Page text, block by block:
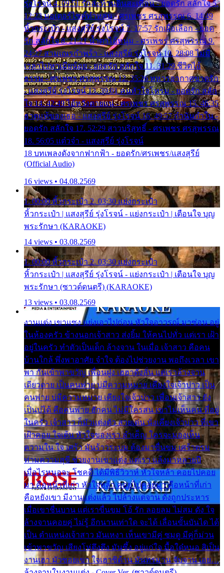
รุ่งโรจน์ 4. 09:51 รักสะท้านดินสะเทือน - ยอดรัก สลักใจ 5.
12:23 มอเตอร์ไซค์ทำหล่น - ศรเพชร ศรสุพรรณ 6. 14:49
หิ้วกระเป๋า - แสงสุรีย์ รุ่งโรจน์ 7. 17:57 รักเผื่อเลือก - ยอด
รัก สลักใจ 8. 21:21 น้ำตาไอ้หนุ่ม - ศรเพชร ศรสุพรรณ 9.
24:27 สามเณรกำพร้า - แสงสุรีย์ รุ่งโรจน์ 10. 28:08 ไม่มี
เวลาไปหาเมียน้อย - ยอดรัก สลักใจ 11. 31:29 ชีวิตไอ้
ธรรม - ศรเพชร ศรสุพรรณ 12. 35:26 ทหารอากาศขาดรัก
- แสงสุรีย์ รุ่งโรจน์ 13. 39:01 คนหัวใจโทรม - ยอดรัก สลัก
ใจ 14. 42:49 ไอ้หวังตายแน่ - ศรเพชร ศรสุพรรณ 15. 46:35
ธาตุแท้ของเธอ - แสงสุรีย์ รุ่งโรจน์ 16. 49:57 กำนันกำใน -
ยอดรัก สลักใจ 17. 52:29 สาวบริสุทธิ์ - ศรเพชร ศรสุพรรณ
18. 56:05 แต๋วจ๋า - แสงสุรีย์ รุ่งโรจน์
18 บทเพลงดังจากฟากฟ้า - ยอดรัก/ศรเพชร/แสงสุรีย์
(Official Audio)
16 views • 04.08.2569
1. 00:00 หิ้วกระเป๋า 2. 03:30 แย่งกระเป๋า
หิ้วกระเป๋า | แสงสุรีย์ รุ่งโรจน์ - แย่งกระเป๋า | เตือนใจ บุญ
พระรักษา (KARAOKE)
14 views • 03.08.2569
1. 00:00 หิ้วกระเป๋า 2. 03:30 แย่งกระเป๋า
หิ้วกระเป๋า | แสงสุรีย์ รุ่งโรจน์ - แย่งกระเป๋า | เตือนใจ บุญ
พระรักษา (ซาวด์ดนตรี) (KARAOKE)
13 views • 03.08.2569
งานแต่ง เขาแซง แย่งเอาไปก่อน หัวใจอาวรณ์ มาซ่อน อยู่
ในห้องครัว ข้างนอกเจ้าสาว ส่งยิ้ม ให้คนไปทั่ว แต่เรา เฝ้า
อยู่ในครัว ทำตัวเป็นเด็ก ล้างจาน ในเมื่อ เจ้าสาว คือคน
บ้านใกล้ พึ่งพาอาศัย จำใจ ต้องไปช่วยงาน พอถึงเวลา เขา
พา กันเข้าพาขวัญ เพื่อนฝูง เฮฮาดังลั่น แต่เราล้างจาน
เดียวดาย เป็นคนพ่าย บ่มีความหมาย เคียงใจเจ้าบ่าว เป็น
คนพ่าย บ่มีความหมาย เคียงใจเจ้าบ่าว เพื่อนเจ้าสาว ยัง
เป็นบ่ได้ คือคนพ่าย ฮักคน ไม่มีใครสน เขาไม่เห็นคน ที่อยู่
ในครัว เจ้าสาว ก็มัวแต่งตัว สวยเด่น นั่งเคียงเจ้าบ่าว ที่เขา
เฝ้าคอย ใจเต้น หัวใจของเรา ลำเค็ญ ใครจะมองเห็น
ความใน ใจ เศร้า มันร้าวระบม ต้องมาขื่นขม เศร้าตรม
ท่ามความสุขี ช่วยงานเขาแต่ง แต่เรา แล้งมาหลายปี
เมื่อไรหนอจะ โชคดี ได้มีพิธีวิวาห์ หัวใจหล้า คอยไปคอย
มา คือหน้าที่เก่า หัวใจหล้า คอยไปคอยมา คือหน้าที่เก่า
คือหยังเขา มีงานแต่งแล้ว ไปล้างแต่จาน ดั่งถูกประหาร
เมื่อเขาชื่นบาน แต่เราขื่นขม โอ้ รัก ลอยลม ไม่สม ดัง ใจ
ล้างจานคอยคู่ ไม่รู้ อีกนานเท่าใด จะได้ เลื่อนขั้นบันได ได้
เป็น ตำแหน่งเจ้าสาว มันเหงา เห็นเขามีคู่ ซมดู มีคู่ก็ม่วน
เข้าพาขวัญ เสียงโห่ตึงตึง มันซึ้ง อยู่แก่ใจ มื้อใด๋หนอ สิเป็น
งานเฮา มัวซอยเขา ใจเฮาซิด้าน มันทรมาน จับจาน เอย…